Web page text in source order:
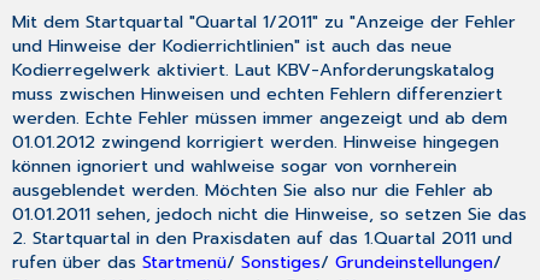
Mit dem Startquartal "Quartal 1/2011" zu "Anzeige der Fehler
und Hinweise der Kodierrichtlinien" ist auch das neue
Kodierregelwerk aktiviert. Laut KBV-Anforderungskatalog
muss zwischen Hinweisen und echten Fehlern differenziert
werden. Echte Fehler müssen immer angezeigt und ab dem
01.01.2012 zwingend korrigiert werden. Hinweise hingegen
können ignoriert und wahlweise sogar von vornherein
ausgeblendet werden. Möchten Sie also nur die Fehler ab
01.01.2011 sehen, jedoch nicht die Hinweise, so setzen Sie das
2. Startquartal in den Praxisdaten auf das 1.Quartal 2011 und
rufen über dasStartmenü/Sonstiges/Grundeinstellungen/